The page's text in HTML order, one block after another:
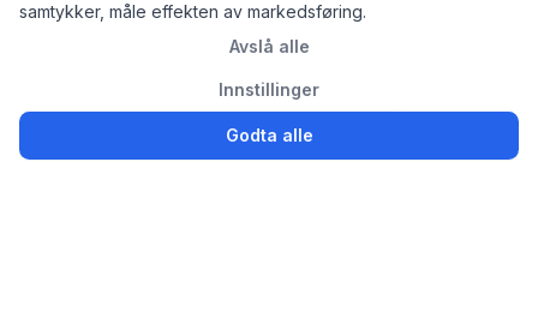
samtykker, måle effekten av markedsføring.
Avslå alle
Innstillinger
Godta alle